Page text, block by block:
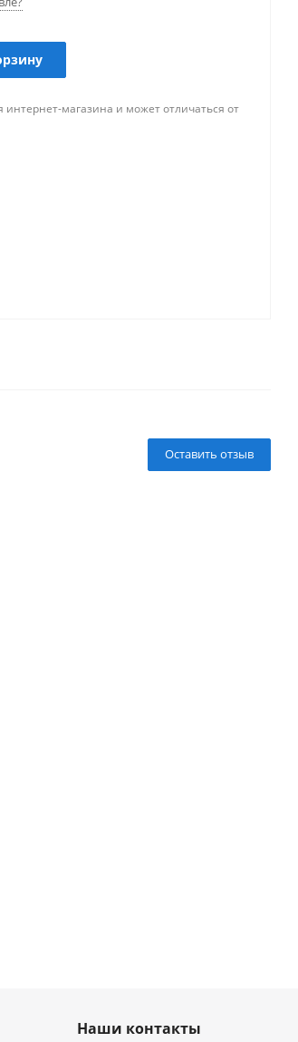
интернет-магазина и может отличаться от
Оставить отзыв
Наши контакты